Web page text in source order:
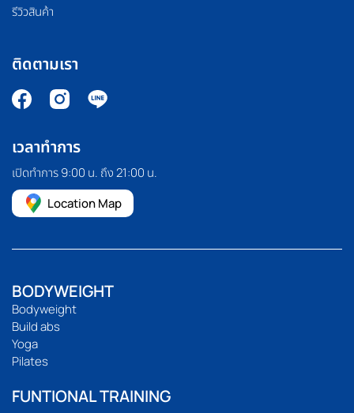
รีวิวสินค้า
ติดตามเรา
เวลาทำการ
เปิดทำการ 9:00 น. ถึง 21:00 น.
Location Map
BODYWEIGHT
Bodyweight
Build abs
Yoga
Pilates
FUNTIONAL TRAINING